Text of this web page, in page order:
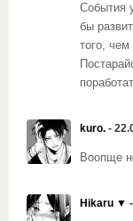
События
бы
того, чем
kuro. -
Воопще
Hikaru ▼